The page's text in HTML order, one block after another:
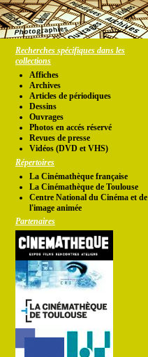
Recherches spécifiques dans les
collections
Affiches
Archives
Articles de périodiques
Dessins
Ouvrages
Photos en accés réservé
Revues de presse
Vidéos (DVD et VHS)
Répertoires
La Cinémathèque française
La Cinémathèque de Toulouse
Centre National du Cinéma et de
l'image animée
Partenaires